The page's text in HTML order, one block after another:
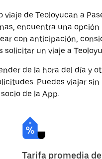
de Teoloyucan a
encuentra una
con anticipación,
un viaje a
de la hora del día y
Puedes viajar
de la App.
Tarifa promedia